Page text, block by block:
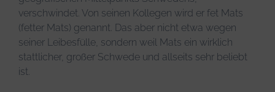
verschwindet. Von seinen Kollegen wird er fet Mats
(fetter Mats) genannt. Das aber nicht etwa wegen
seiner Leibesfülle, sondern weil Mats ein wirklich
stattlicher, großer Schwede und allseits sehr beliebt
ist.